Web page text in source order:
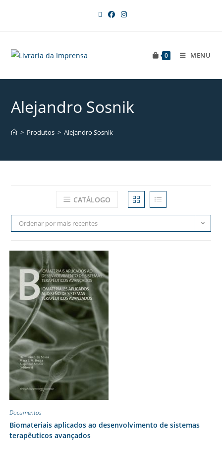
0 MENU
Alejandro Sosnik
> Produtos > Alejandro Sosnik
CATÁLOGO
Ordenar por mais recentes
Documentos
Biomateriais aplicados ao desenvolvimento de sistemas
terapêuticos avançados